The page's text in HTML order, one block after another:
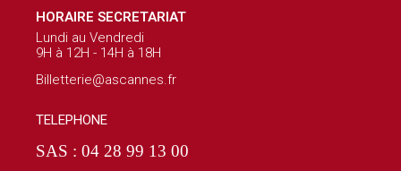
HORAIRE SECRETARIAT
Lundi au Vendredi
9H à 12H - 14H à 18H
Billetterie@ascannes.fr
TELEPHONE
SAS : 04 28 99 13 00